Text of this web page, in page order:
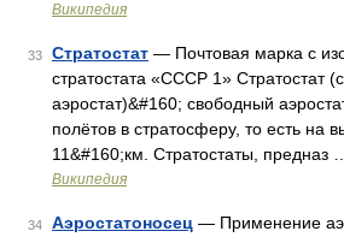
Википедия
33 Стратостат — Почтовая марка с
стратостата «СССР 1» Стратостат
аэростат)&#160; свободный
полётов в стратосферу, то есть на
11&#160;км. Стратостаты, предназ …
Википедия
34 Аэростатоносец — Применение